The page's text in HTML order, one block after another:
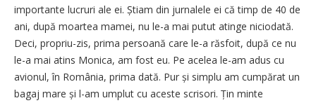
importante lucruri ale ei. Știam din jurnalele ei că timp de 40 de
ani, după moartea mamei, nu le-a mai putut atinge niciodată.
Deci, propriu-zis, prima persoană care le-a răsfoit, după ce nu
le-a mai atins Monica, am fost eu. Pe acelea le-am adus cu
avionul, în România, prima dată. Pur și simplu am cumpărat un
bagaj mare și l-am umplut cu aceste scrisori. Țin minte